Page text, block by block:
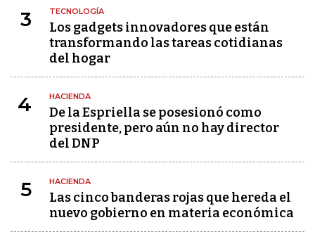
3 TECNOLOGÍA
Los gadgets innovadores que están
transformando las tareas cotidianas
del hogar
4 HACIENDA
De la Espriella se posesionó como
presidente, pero aún no hay director
del DNP
5 HACIENDA
Las cinco banderas rojas que hereda el
nuevo gobierno en materia económica